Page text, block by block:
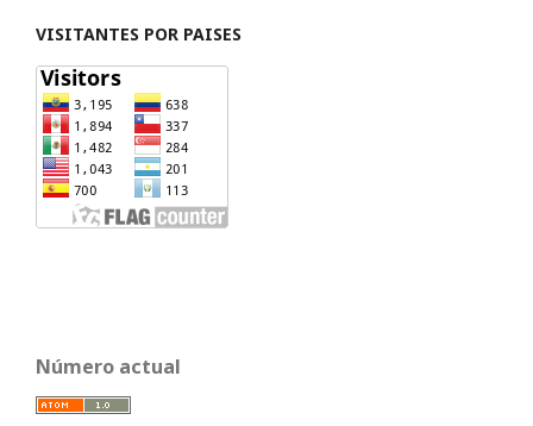
VISITANTES POR PAISES
Número actual